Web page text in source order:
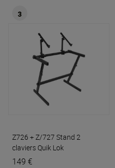
3
Z726 + Z/727 Stand 2
claviers Quik Lok
149 €